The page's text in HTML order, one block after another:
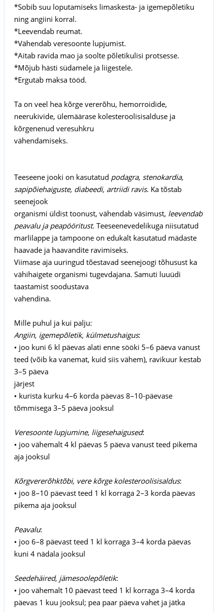
*Sobib suu loputamiseks limaskesta- ja igemepõletiku
ning angiini korral.
*Leevendab reumat.
*Vähendab veresoonte lupjumist.
*Aitab ravida mao ja soolte põletikulisi protsesse.
*Mõjub hästi südamele ja liigestele.
*Ergutab maksa tööd.
Ta on veel hea kõrge vererõhu, hemorroidide,
neerukivide, ülemäärase kolesteroolisisalduse ja
kõrgenenud veresuhkru
vähendamiseks.
Teeseene jooki on kasutatud podagra, stenokardia,
sapipõiehaiguste, diabeedi, artriidi ravis. Ka tõstab
seenejook
organismi üldist toonust, vähendab väsimust, leevendab
peavalu ja peapööritust. Teeseenevedelikuga niisutatud
marlilappe ja tampoone on edukalt kasutatud mädaste
haavade ja haavandite ravimiseks.
Viimase aja uuringud tõestavad seenejoogi tõhusust ka
vähihaigete organismi tugevdajana. Samuti luuüdi
taastamist soodustava
vahendina.
Mille puhul ja kui palju:
Angiin, igemepõletik, külmetushaigus:
• joo kuni 6 kl päevas alati enne sööki 5–6 päeva vanust
teed (võib ka vanemat, kuid siis vähem), ravikuur kestab
3–5 päeva
järjest
• kurista kurku 4–6 korda päevas 8–10-päevase
tõmmisega 3–5 päeva jooksul
Veresoonte lupjumine, liigesehaigused:
• joo vähemalt 4 kl päevas 5 päeva vanust teed pikema
aja jooksul
Kõrgvererõhktõbi, vere kõrge kolesteroolisisaldus:
• joo 8–10 päevast teed 1 kl korraga 2–3 korda päevas
pikema aja jooksul
Peavalu:
• joo 6–8 päevast teed 1 kl korraga 3–4 korda päevas
kuni 4 nädala jooksul
Seedehäired, jämesoolepõletik:
• joo vähemalt 10 päevast teed 1 kl korraga 3–4 korda
päevas 1 kuu jooksul; pea paar päeva vahet ja jätka